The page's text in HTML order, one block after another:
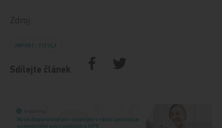
Zdroj:
IMPORT: TITULY
Sdílejte článek